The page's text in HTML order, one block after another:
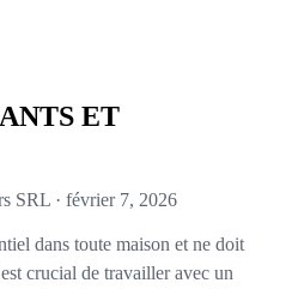
ET
SRL · février 7, 2026
dans toute maison et ne doit
crucial de travailler avec un